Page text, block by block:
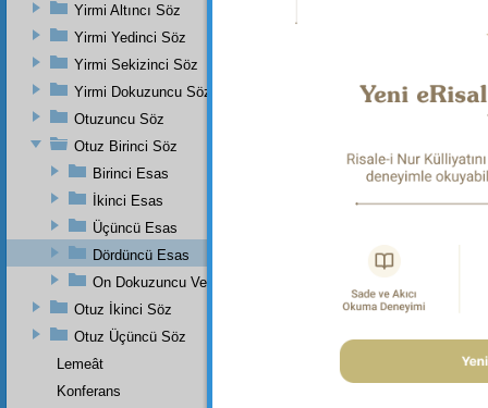
Bu
Yirmi Altıncı Söz
Yirmi Yedinci Söz
Yirmi Sekizinci Söz
Yirmi Dokuzuncu Söz
Otuzuncu Söz
Otuz Birinci Söz
Birinci Esas
İkinci Esas
Üçüncü Esas
Dördüncü Esas
On Dokuzuncu Ve Otuz Birinci Sözlerin Zeyli
Otuz İkinci Söz
Otuz Üçüncü Söz
Lemeât
Konferans